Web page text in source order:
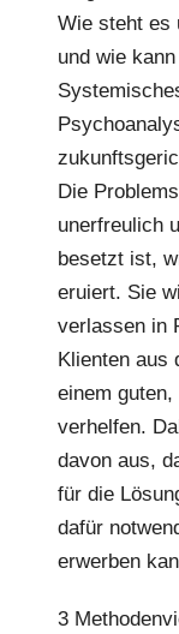
Wie steht es
und wie
Die
unerfreulich
besetzt ist,
eruiert. Sie
verlassen in
Klienten aus
einem
verhelfen.
davon aus,
für die
dafür
erwerben
3